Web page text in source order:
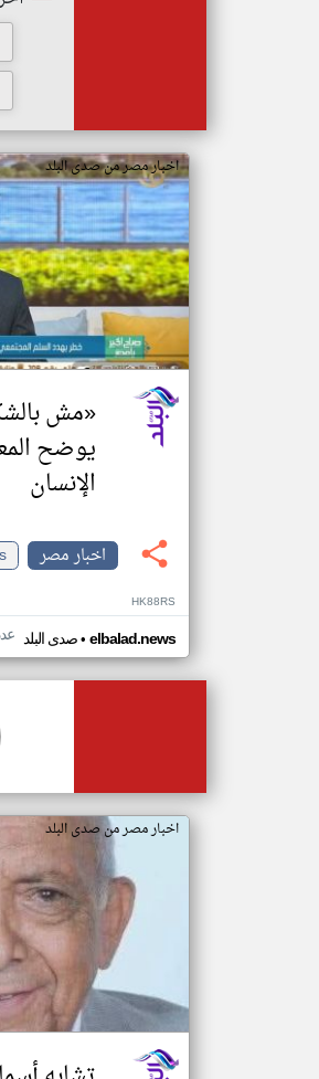
اخبار مصر من صدى البلد
«مش
يوضح
الإنسان
اخبار مصر
HK88RS
صدى البلد• elbalad.news عدد
اخبار مصر من صدى البلد